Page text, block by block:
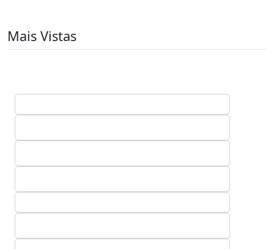
Mais Vistas